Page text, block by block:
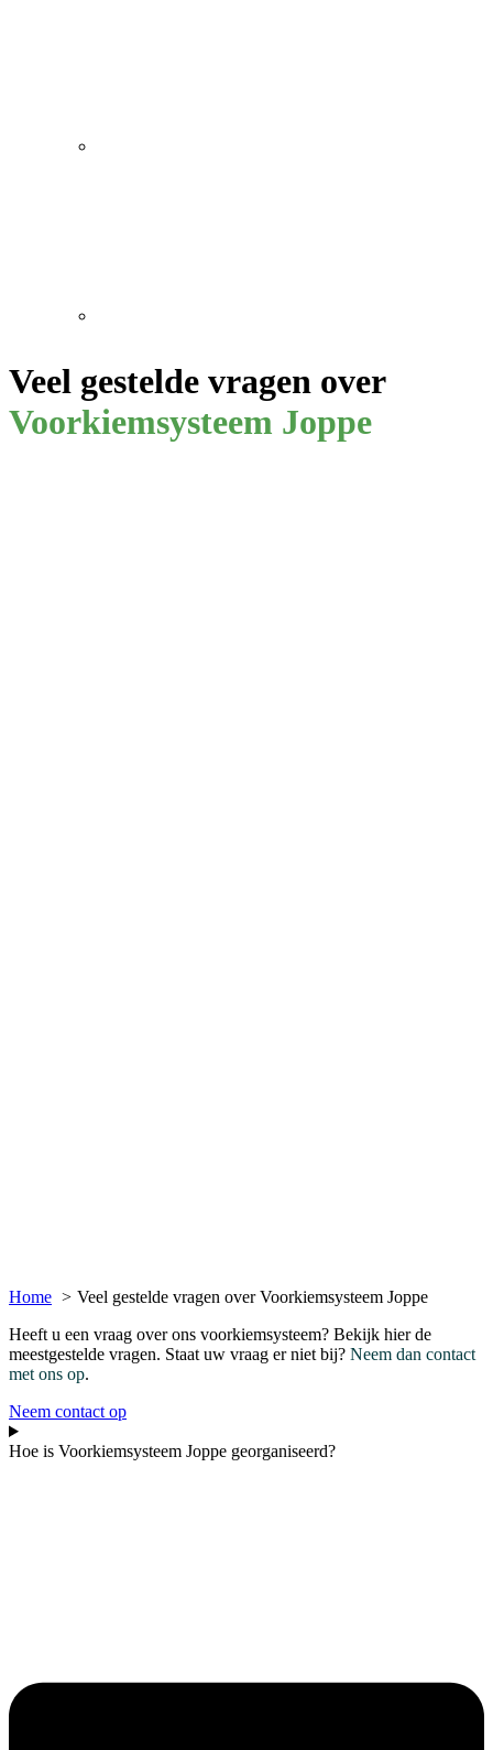
Veel gestelde vragen over
Voorkiemsysteem Joppe
Home
Veel gestelde vragen over Voorkiemsysteem Joppe
Heeft u een vraag over ons voorkiemsysteem? Bekijk hier de
meestgestelde vragen. Staat uw vraag er niet bij? Neem dan contact
met ons op.
Neem contact op
Hoe is Voorkiemsysteem Joppe georganiseerd?